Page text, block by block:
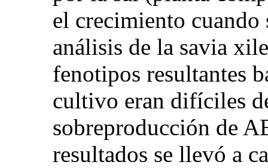
el crecimiento
análisis de la savia
fenotipos resultantes
cultivo eran difíciles
sobreproducción de
resultados se llevó a